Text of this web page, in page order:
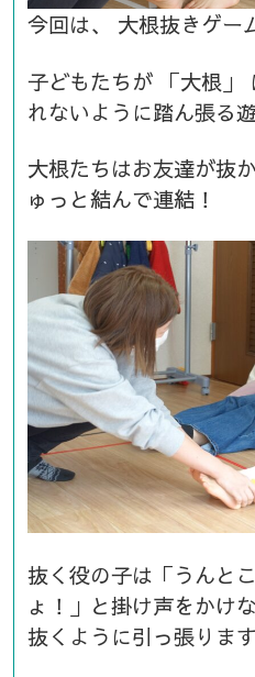
今回は、
大根抜きゲー
子どもたちが 「大根」
れないように踏ん張る
大根たちはお友達が抜
ゅっと結んで連結！
抜く役の子は「うんと
ょ！」と掛け声をかけ
抜くように引っ張ります